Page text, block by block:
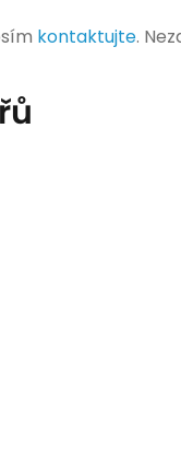
kontaktujte.